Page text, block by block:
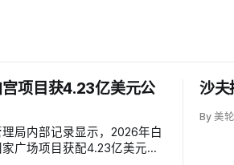
项目获4.23亿美元公
理局内部记录显示，2026年白
广场项目获配4.23亿美元，
沙夫
By 美